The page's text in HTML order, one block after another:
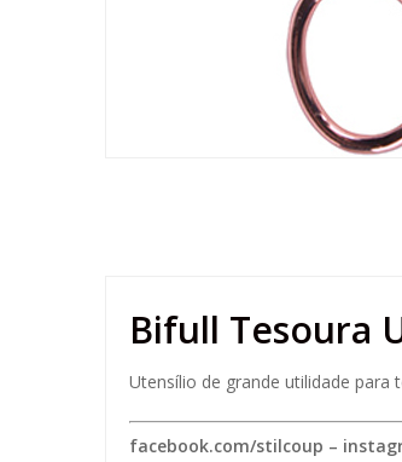
Bifull Tesoura
Utensílio de grande utilidade para
facebook.com/stilcoup –